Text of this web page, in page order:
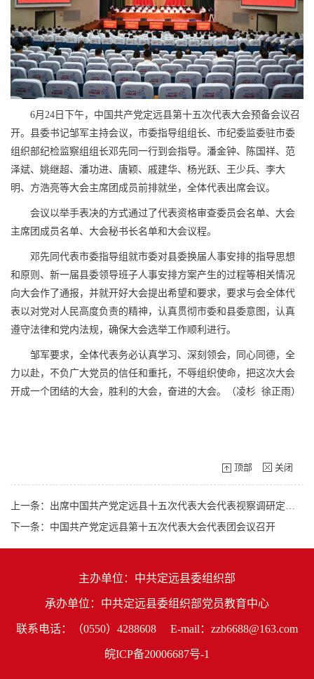
6月24日下午，中国共产党定远县第十五次代表大会预备会议召
开。县委书记邹军主持会议，市委指导组组长、市纪委监委驻市委
组织部纪检监察组组长邓先同一行到会指导。潘金钟、陈国祥、范
泽斌、姚继超、潘功进、唐颖、戚建华、杨光跃、王少兵、李大
明、方浩亮等大会主席团成员前排就坐，全体代表出席会议。
会议以举手表决的方式通过了代表资格审查委员会名单、大会
主席团成员名单、大会秘书长名单和大会议程。
邓先同代表市委指导组就市委对县委换届人事安排的指导思想
和原则、新一届县委领导班子人事安排方案产生的过程等相关情况
向大会作了通报，并就开好大会提出希望和要求，要求与会全体代
表以对党对人民高度负责的精神，认真贯彻市委和县委意图，认真
遵守法律和党内法规，确保大会选举工作顺利进行。
邹军要求，全体代表务必认真学习、深刻领会，同心同德，全
力以赴，不负广大党员的信任和重托，不辱组织使命，把这次大会
开成一个团结的大会，胜利的大会，奋进的大会。（凌杉 徐正雨）
顶部 关闭
下一条：中国共产党定远县第十五次代表大会代表团会议召开
主办单位：中共定远县委组织部
承办单位：中共定远县委组织部党员教育中心
联系电话：（0550）4288608 E-mail：zzb6688@163.com
皖ICP备20006687号-1